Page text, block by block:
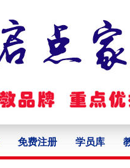
免费注册 学员库